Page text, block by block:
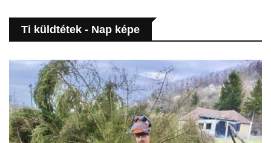
Ti küldtétek - Nap képe